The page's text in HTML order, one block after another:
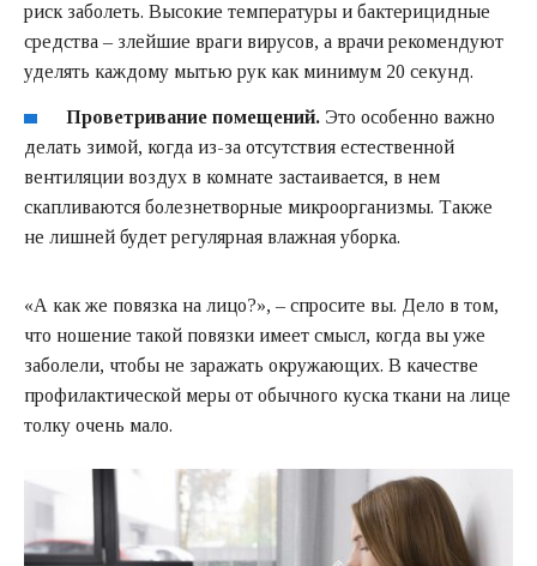
риск заболеть. Высокие температуры и бактерицидные
средства – злейшие враги вирусов, а врачи рекомендуют
уделять каждому мытью рук как минимум 20 секунд.
Проветривание помещений. Это особенно важно
делать зимой, когда из-за отсутствия естественной
вентиляции воздух в комнате застаивается, в нем
скапливаются болезнетворные микроорганизмы. Также
не лишней будет регулярная влажная уборка.
«А как же повязка на лицо?», – спросите вы. Дело в том,
что ношение такой повязки имеет смысл, когда вы уже
заболели, чтобы не заражать окружающих. В качестве
профилактической меры от обычного куска ткани на лице
толку очень мало.